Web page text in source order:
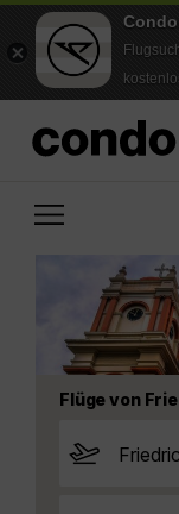
Flüge von